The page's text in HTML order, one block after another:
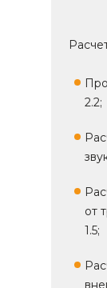
2.2;
от
1.5;